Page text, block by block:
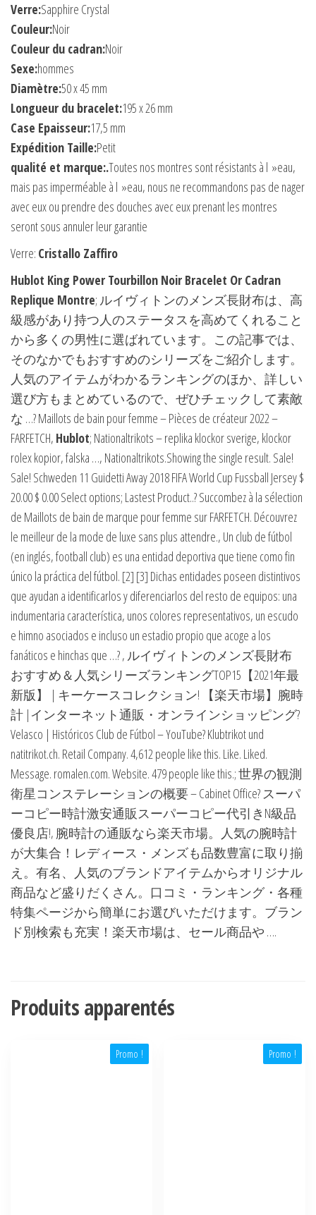
Verre:Sapphire Crystal
Couleur:Noir
Couleur du cadran:Noir
Sexe:hommes
Diamètre:50 x 45 mm
Longueur du bracelet:195 x 26 mm
Case Epaisseur:17,5 mm
Expédition Taille:Petit
qualité et marque:.Toutes nos montres sont résistants à l »eau,
mais pas imperméable à l »eau, nous ne recommandons pas de nager
avec eux ou prendre des douches avec eux prenant les montres
seront sous annuler leur garantie
Verre: Cristallo Zaffiro
Hublot King Power Tourbillon Noir Bracelet Or Cadran
Replique Montre; ルイヴィトンのメンズ長財布は、高
級感があり持つ人のステータスを高めてくれること
から多くの男性に選ばれています。この記事では、
そのなかでもおすすめのシリーズをご紹介します。
人気のアイテムがわかるランキングのほか、詳しい
選び方もまとめているので、ぜひチェックして素敵
な …? Maillots de bain pour femme – Pièces de créateur 2022 –
FARFETCH, Hublot; Nationaltrikots – replika klockor sverige, klockor
rolex kopior, falska …, Nationaltrikots.Showing the single result. Sale!
Sale! Schweden 11 Guidetti Away 2018 FIFA World Cup Fussball Jersey $
20.00 $ 0.00 Select options; Lastest Product..? Succombez à la sélection
de Maillots de bain de marque pour femme sur FARFETCH. Découvrez
le meilleur de la mode de luxe sans plus attendre., Un club de fútbol
(en inglés, football club) es una entidad deportiva que tiene como fin
único la práctica del fútbol. [2] [3] Dichas entidades poseen distintivos
que ayudan a identificarlos y diferenciarlos del resto de equipos: una
indumentaria característica, unos colores representativos, un escudo
e himno asociados e incluso un estadio propio que acoge a los
fanáticos e hinchas que …?, ルイヴィトンのメンズ長財布
おすすめ＆人気シリーズランキングTOP15【2021年最
新版】 | キーケースコレクション! 【楽天市場】腕時
計 |インターネット通販・オンラインショッピング?
Velasco | Históricos Club de Fútbol – YouTube? Klubtrikot und
natitrikot.ch. Retail Company. 4,612 people like this. Like. Liked.
Message. romalen.com. Website. 479 people like this.; 世界の観測
衛星コンステレーションの概要 – Cabinet Office? スーパ
ーコピー時計激安通販スーパーコピー代引きN級品
優良店!, 腕時計の通販なら楽天市場。人気の腕時計
が大集合！レディース・メンズも品数豊富に取り揃
え。有名、人気のブランドアイテムからオリジナル
商品など盛りだくさん。口コミ・ランキング・各種
特集ページから簡単にお選びいただけます。ブラン
ド別検索も充実！楽天市場は、セール商品や ….
Produits apparentés
Promo ! Promo !